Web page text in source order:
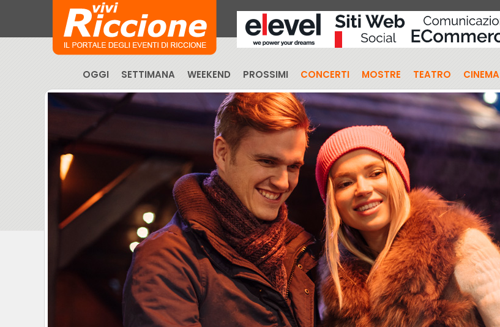
OGGI SETTIMANA WEEKEND PROSSIMI CONCERTI MOSTRE TEATRO CINEMA